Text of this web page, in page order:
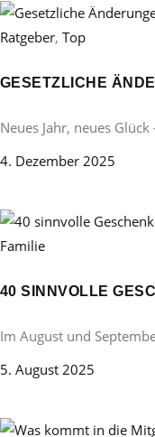
Ratgeber, Top
GESETZLICHE
Neues Jahr, neues
4. Dezember 2025
Familie
40 SINNVOLLE
Im August und
5. August 2025